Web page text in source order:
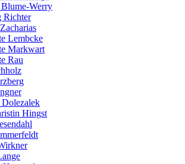
Blume-Werry
Richter
Lembcke
Markwart
Rau
Dolezalek
Hingst